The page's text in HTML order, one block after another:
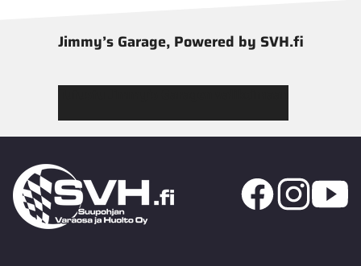
Jimmy’s Garage, Powered by SVH.fi